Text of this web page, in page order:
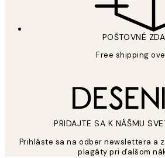
POŠTOVNÉ
Free shipping
PRIDAJTE SA K NÁŠMU
Prihláste sa na odber newslettera a
plagáty pri ďalšom